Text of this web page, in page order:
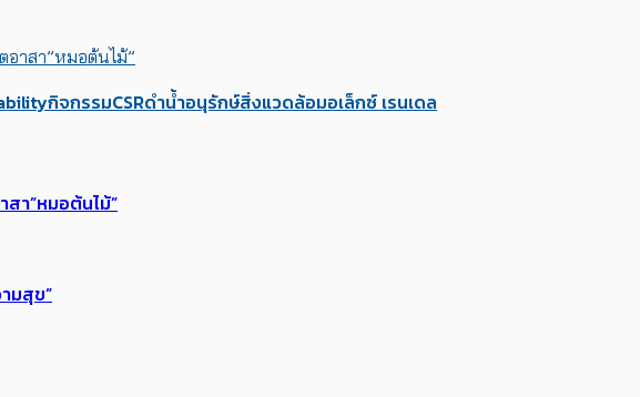
าสา”หมอต้นไม้”
กิจกรรมCSRดำน้ำอนุรักษ์สิ่งแวดล้อมอเล็กซ์ เรนเดล
า”หมอต้นไม้”
มสุข”